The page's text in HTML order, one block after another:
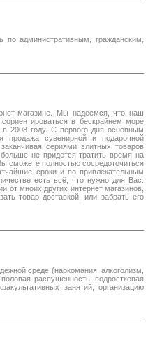
по административным, гражданским,
магазине. Мы надеемся, что наш
в бескрайнем море
в 2008 году. С первого дня основным
продажа сувенирной и подарочной
сериями элитных товаров
не придется тратить время на
сможете полностью сосредоточиться
сроки и по привлекательным
есть всё, что нужно для Вас:
от мноих других интернет магазинов,
товар доставкой, или забрать его
среде (наркомания, алкоголизм,
распущенность, подростковая
занятий, организацию